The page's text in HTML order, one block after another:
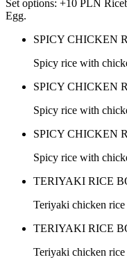
Set options: +10 PLN
Egg.
SPICY CHICKEN
Spicy rice with
SPICY CHICKEN
Spicy rice with
SPICY CHICKEN
Spicy rice with
TERIYAKI RICE
Teriyaki chicken
TERIYAKI RICE
Teriyaki chicken